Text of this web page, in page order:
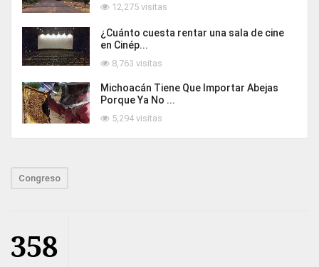
12,275 visitas
¿Cuánto cuesta rentar una sala de cine
en Cinép...
8,763 visitas
Michoacán Tiene Que Importar Abejas
Porque Ya No ...
5,294 visitas
Congreso
358